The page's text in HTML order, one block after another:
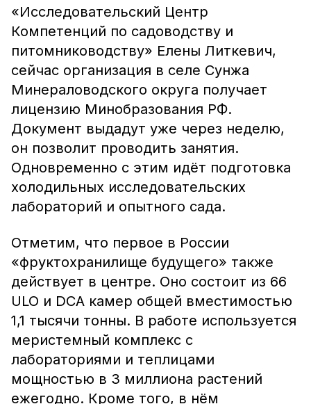
«Исследовательский Центр
Компетенций по садоводству и
питомниководству» Елены Литкевич,
сейчас организация в селе Сунжа
Минераловодского округа получает
лицензию Минобразования РФ.
Документ выдадут уже через неделю,
он позволит проводить занятия.
Одновременно с этим идёт подготовка
холодильных исследовательских
лабораторий и опытного сада.
Отметим, что первое в России
«фруктохранилище будущего» также
действует в центре. Оно состоит из 66
ULO и DCA камер общей вместимостью
1,1 тысячи тонны. В работе используется
меристемный комплекс с
лабораториями и теплицами
мощностью в 3 миллиона растений
ежегодно. Кроме того, в нём